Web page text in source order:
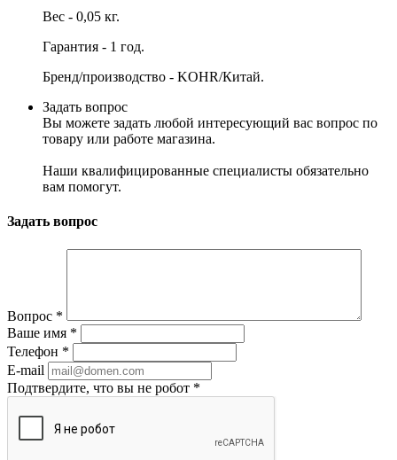
Вес - 0,05 кг.
Гарантия - 1 год.
Бренд/производство - KOHR/Китай.
Задать вопрос
Вы можете задать любой интересующий вас вопрос по
товару или работе магазина.
Наши квалифицированные специалисты обязательно
вам помогут.
Задать вопрос
Вопрос *
Ваше имя *
Телефон *
E-mail
Подтвердите, что вы не робот *